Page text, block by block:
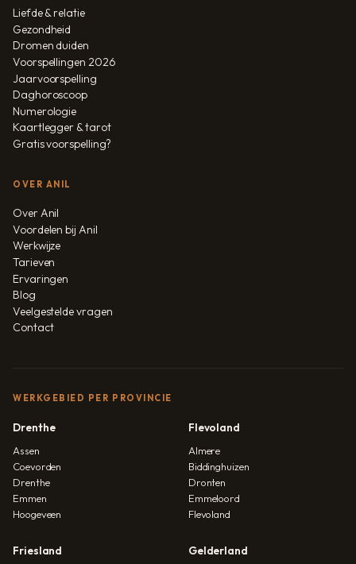
Liefde & relatie
Gezondheid
Dromen duiden
Voorspellingen 2026
Jaarvoorspelling
Daghoroscoop
Numerologie
Kaartlegger & tarot
Gratis voorspelling?
OVER ANIL
Over Anil
Voordelen bij Anil
Werkwijze
Tarieven
Ervaringen
Blog
Veelgestelde vragen
Contact
WERKGEBIED PER PROVINCIE
Drenthe
Assen
Coevorden
Drenthe
Emmen
Hoogeveen
Flevoland
Almere
Biddinghuizen
Dronten
Emmeloord
Flevoland
Friesland Gelderland